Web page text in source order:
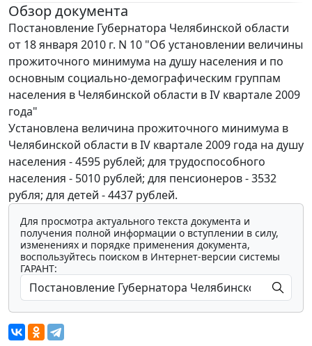
Обзор документа
Постановление Губернатора Челябинской области
от 18 января 2010 г. N 10 "Об установлении величины
прожиточного минимума на душу населения и по
основным социально-демографическим группам
населения в Челябинской области в IV квартале 2009
года"
Установлена величина прожиточного минимума в
Челябинской области в IV квартале 2009 года на душу
населения - 4595 рублей; для трудоспособного
населения - 5010 рублей; для пенсионеров - 3532
рубля; для детей - 4437 рублей.
Для просмотра актуального текста документа и
получения полной информации о вступлении в силу,
изменениях и порядке применения документа,
воспользуйтесь поиском в Интернет-версии системы
ГАРАНТ: